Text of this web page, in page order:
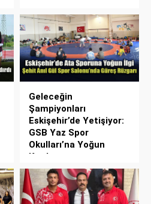
Geleceğin
Şampiyonları
Eskişehir’de Yetişiyor:
GSB Yaz Spor
Okulları’na Yoğun
Katılım